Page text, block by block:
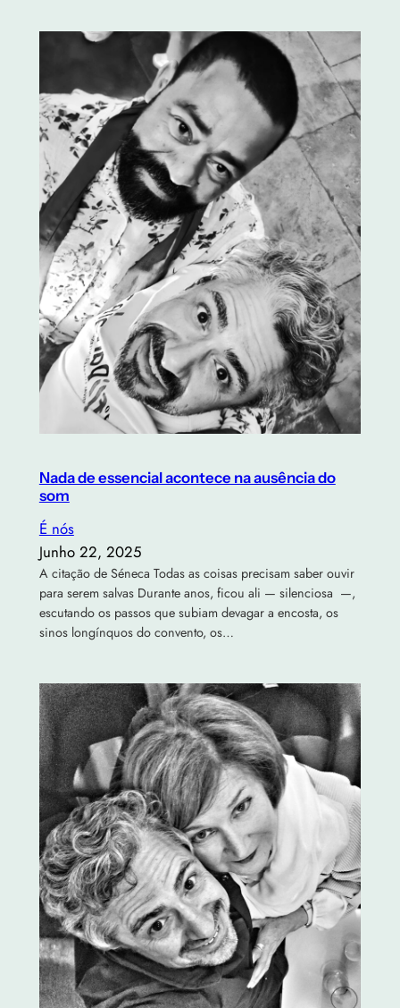
Nada de essencial acontece na ausência do
som
É nós
Junho 22, 2025
A citação de Séneca Todas as coisas precisam saber ouvir
para serem salvas Durante anos, ficou ali — silenciosa —,
escutando os passos que subiam devagar a encosta, os
sinos longínquos do convento, os…